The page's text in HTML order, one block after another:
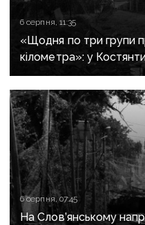
6 серпня, 11:35
«Щодня по три групи
кілометра»: у
рф відправляють на
6 серпня, 07:45
На Слов’янському